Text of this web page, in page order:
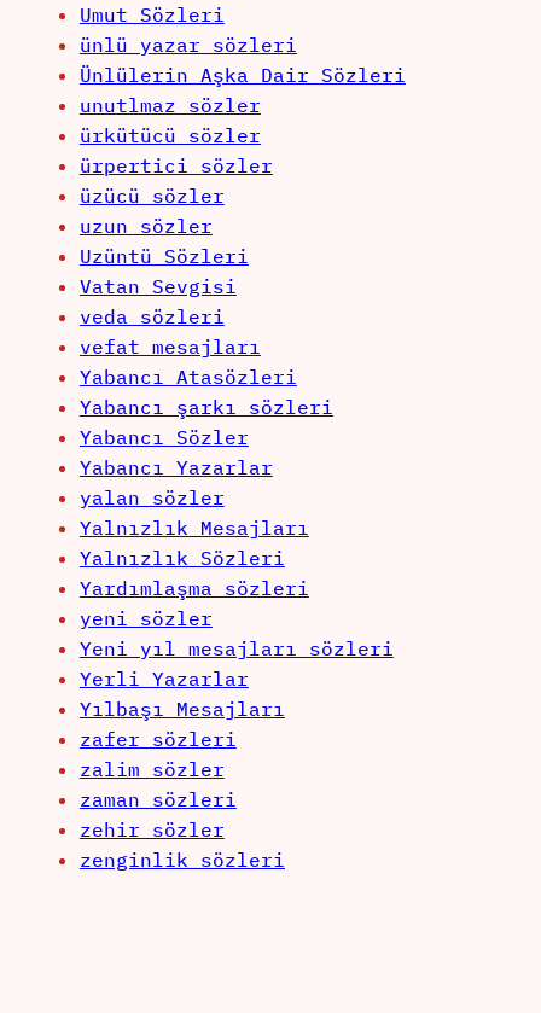
Umut Sözleri
ünlü yazar sözleri
Ünlülerin Aşka Dair Sözleri
unutlmaz sözler
ürkütücü sözler
ürpertici sözler
üzücü sözler
uzun sözler
Uzüntü Sözleri
Vatan Sevgisi
veda sözleri
vefat mesajları
Yabancı Atasözleri
Yabancı şarkı sözleri
Yabancı Sözler
Yabancı Yazarlar
yalan sözler
Yalnızlık Mesajları
Yalnızlık Sözleri
Yardımlaşma sözleri
yeni sözler
Yeni yıl mesajları sözleri
Yerli Yazarlar
Yılbaşı Mesajları
zafer sözleri
zalim sözler
zaman sözleri
zehir sözler
zenginlik sözleri